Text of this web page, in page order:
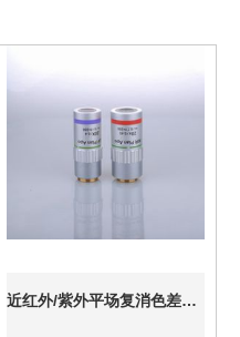
近红外/紫外平场复消色差物镜